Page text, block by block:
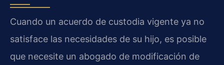
Cuando un acuerdo de custodia vigente ya no
satisface las necesidades de su hijo, es posible
que necesite un abogado de modificación de